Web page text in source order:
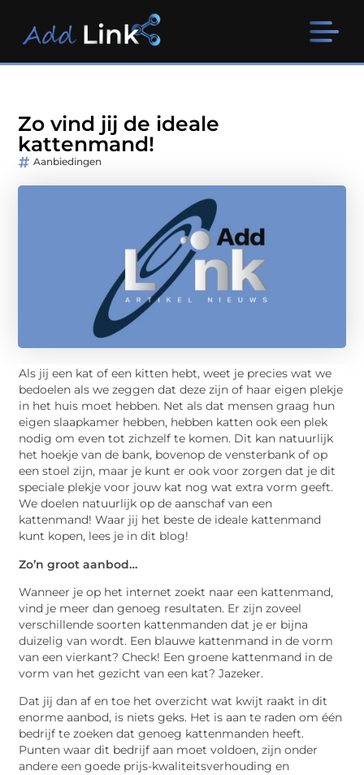
Zo vind jij de ideale
kattenmand!
Aanbiedingen
Als jij een kat of een kitten hebt, weet je precies wat we
bedoelen als we zeggen dat deze zijn of haar eigen plekje
in het huis moet hebben. Net als dat mensen graag hun
eigen slaapkamer hebben, hebben katten ook een plek
nodig om even tot zichzelf te komen. Dit kan natuurlijk
het hoekje van de bank, bovenop de vensterbank of op
een stoel zijn, maar je kunt er ook voor zorgen dat je dit
speciale plekje voor jouw kat nog wat extra vorm geeft.
We doelen natuurlijk op de aanschaf van een
kattenmand! Waar jij het beste de ideale kattenmand
kunt kopen, lees je in dit blog!
Zo’n groot aanbod…
Wanneer je op het internet zoekt naar een kattenmand,
vind je meer dan genoeg resultaten. Er zijn zoveel
verschillende soorten kattenmanden dat je er bijna
duizelig van wordt. Een blauwe kattenmand in de vorm
van een vierkant? Check! Een groene kattenmand in de
vorm van het gezicht van een kat? Jazeker.
Dat jij dan af en toe het overzicht wat kwijt raakt in dit
enorme aanbod, is niets geks. Het is aan te raden om één
bedrijf te zoeken dat genoeg kattenmanden heeft.
Punten waar dit bedrijf aan moet voldoen, zijn onder
andere een goede prijs-kwaliteitsverhouding en